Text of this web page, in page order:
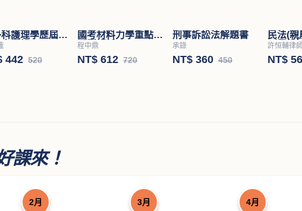
護理學歷屆試
題解
442 520
國考材料力學重點暨
題型解析
程中鼎
NT$ 612 720
刑事訴訟法解題書
承錄
NT$ 360 450
民法(
（學說
許恒輔律師
NT$
課來！
2月 3月 4月